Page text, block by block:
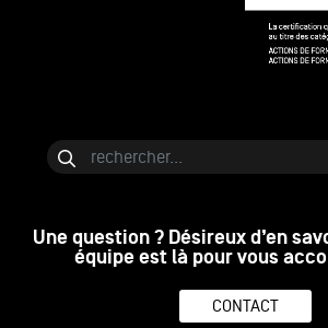
Une question ? Désireux d’en
équipe est là pour vous
CONTACT